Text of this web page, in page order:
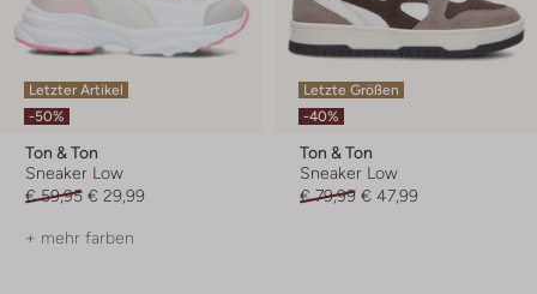
Letzter Artikel
-50%
Ton & Ton
Sneaker Low
€ 59,95 € 29,99
+ mehr farben
Letzte Größen
-40%
Ton & Ton
Sneaker Low
€ 79,99 € 47,99